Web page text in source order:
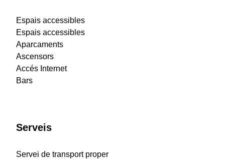
Espais accessibles
Espais accessibles
Aparcaments
Ascensors
Accés Internet
Bars
Serveis
Servei de transport proper